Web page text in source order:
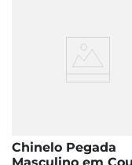
Chinelo Pegada
Masculino em